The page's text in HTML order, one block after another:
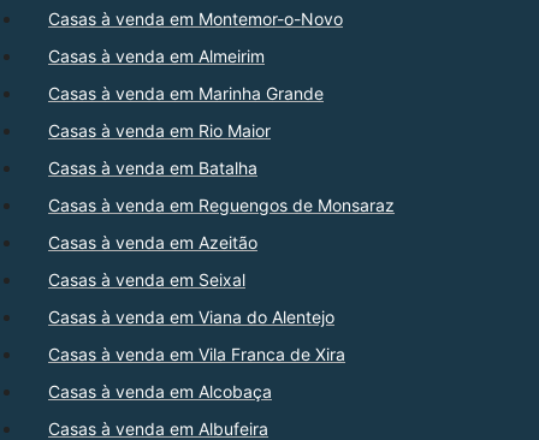
Casas à venda em Montemor-o-Novo
Casas à venda em Almeirim
Casas à venda em Marinha Grande
Casas à venda em Rio Maior
Casas à venda em Batalha
Casas à venda em Reguengos de Monsaraz
Casas à venda em Azeitão
Casas à venda em Seixal
Casas à venda em Viana do Alentejo
Casas à venda em Vila Franca de Xira
Casas à venda em Alcobaça
Casas à venda em Albufeira